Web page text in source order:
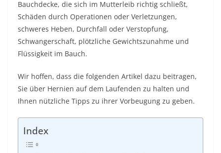
Bauchdecke, die sich im Mutterleib richtig schließt,
Schäden durch Operationen oder Verletzungen,
schweres Heben, Durchfall oder Verstopfung,
Schwangerschaft, plötzliche Gewichtszunahme und
Flüssigkeit im Bauch.
Wir hoffen, dass die folgenden Artikel dazu beitragen,
Sie über Hernien auf dem Laufenden zu halten und
Ihnen nützliche Tipps zu ihrer Vorbeugung zu geben.
Index